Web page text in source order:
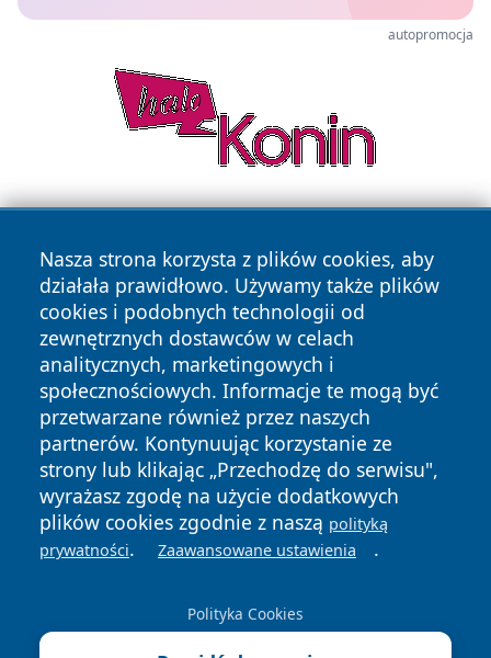
autopromocja
Nasza strona korzysta z plików cookies, aby
działała prawidłowo. Używamy także plików
cookies i podobnych technologii od
zewnętrznych dostawców w celach
analitycznych, marketingowych i
społecznościowych. Informacje te mogą być
przetwarzane również przez naszych
partnerów. Kontynuując korzystanie ze
strony lub klikając „Przechodzę do serwisu",
wyrażasz zgodę na użycie dodatkowych
plików cookies zgodnie z naszą polityką
prywatności. Zaawansowane ustawienia .
Polityka Cookies
Copyright © 2026 24piaseczno.pl Wszystkie prawa
zastrzeżone.
News Autorzy
Polityka
Prywatności
Polityka
Cookies